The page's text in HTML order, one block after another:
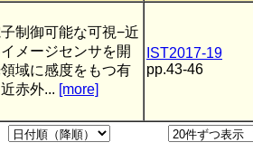
制御可能な可視−近
メージセンサを開
域に感度をもつ有
赤外... [more]
IST2017-19
pp.43-46